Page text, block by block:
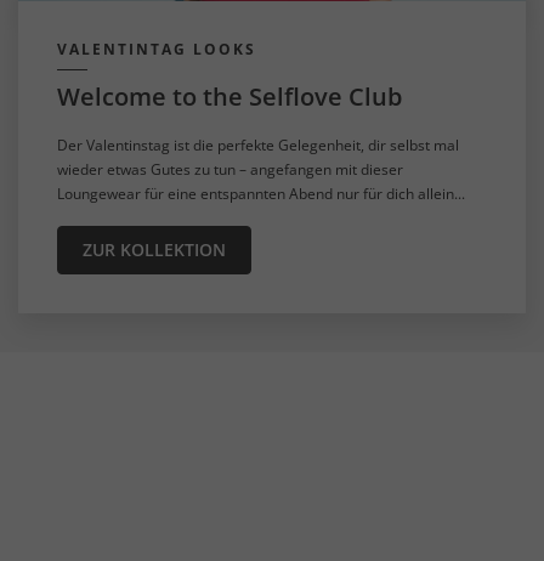
VALENTINTAG LOOKS
Welcome to the Selflove Club
Der Valentinstag ist die perfekte Gelegenheit, dir selbst mal
wieder etwas Gutes zu tun – angefangen mit dieser
Loungewear für eine entspannten Abend nur für dich allein...
ZUR KOLLEKTION